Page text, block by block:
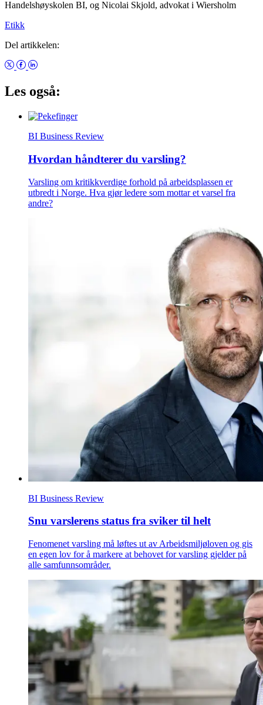
Handelshøyskolen BI, og Nicolai Skjold, advokat i Wiersholm
Etikk
Del artikkelen:
Les også:
BI Business Review
Hvordan håndterer du varsling?
Varsling om kritikkverdige forhold på arbeidsplassen er
utbredt i Norge. Hva gjør ledere som mottar et varsel fra
andre?
BI Business Review
Snu varslerens status fra sviker til helt
Fenomenet varsling må løftes ut av Arbeidsmiljøloven og gis
en egen lov for å markere at behovet for varsling gjelder på
alle samfunnsområder.